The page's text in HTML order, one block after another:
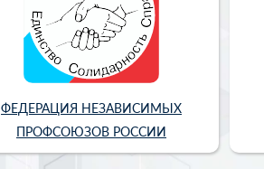
ФЕДЕРАЦИЯ НЕЗАВИСИМЫХ
ПРОФСОЮЗОВ РОССИИ